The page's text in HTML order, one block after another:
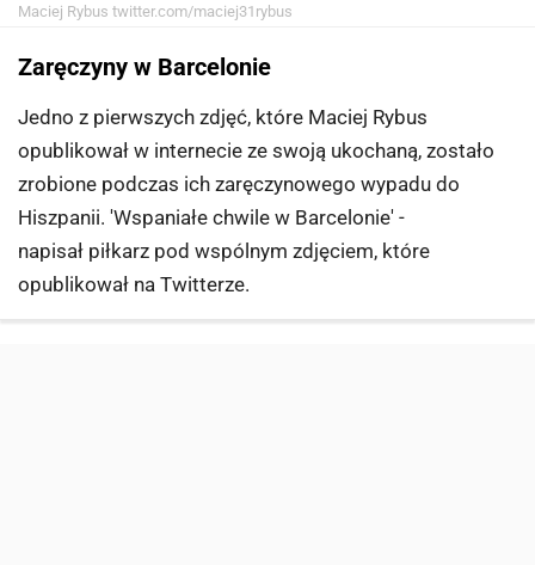
Maciej Rybus twitter.com/maciej31rybus
Zaręczyny w Barcelonie
Jedno z pierwszych zdjęć, które Maciej Rybus
opublikował w internecie ze swoją ukochaną, zostało
zrobione podczas ich zaręczynowego wypadu do
Hiszpanii. 'Wspaniałe chwile w Barcelonie' -
napisał piłkarz pod wspólnym zdjęciem, które
opublikował na Twitterze.